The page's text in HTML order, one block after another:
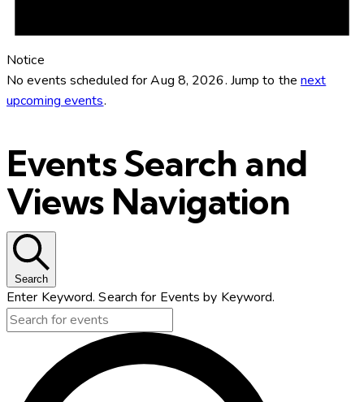
Notice
No events scheduled for Aug 8, 2026. Jump to the next
upcoming events.
Events Search and
Views Navigation
Search
Enter Keyword. Search for Events by Keyword.